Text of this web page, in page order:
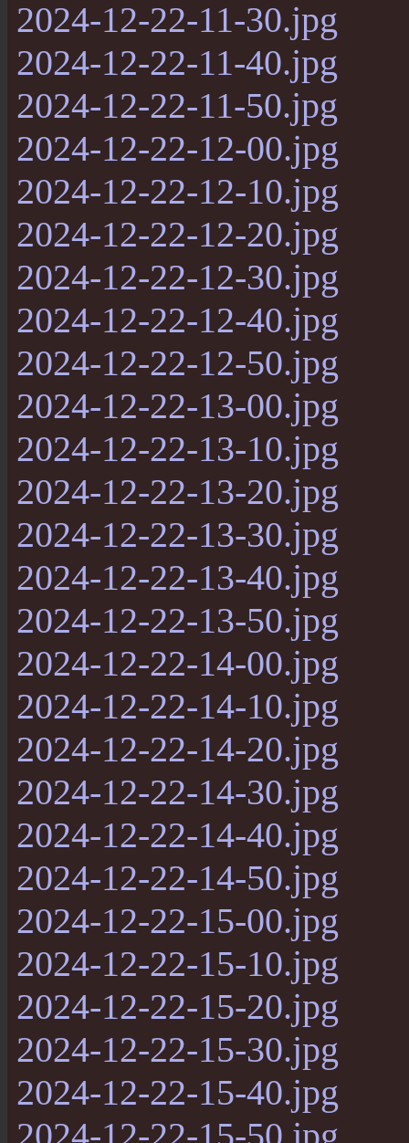
2024-12-22-11-30.jpg
2024-12-22-11-40.jpg
2024-12-22-11-50.jpg
2024-12-22-12-00.jpg
2024-12-22-12-10.jpg
2024-12-22-12-20.jpg
2024-12-22-12-30.jpg
2024-12-22-12-40.jpg
2024-12-22-12-50.jpg
2024-12-22-13-00.jpg
2024-12-22-13-10.jpg
2024-12-22-13-20.jpg
2024-12-22-13-30.jpg
2024-12-22-13-40.jpg
2024-12-22-13-50.jpg
2024-12-22-14-00.jpg
2024-12-22-14-10.jpg
2024-12-22-14-20.jpg
2024-12-22-14-30.jpg
2024-12-22-14-40.jpg
2024-12-22-14-50.jpg
2024-12-22-15-00.jpg
2024-12-22-15-10.jpg
2024-12-22-15-20.jpg
2024-12-22-15-30.jpg
2024-12-22-15-40.jpg